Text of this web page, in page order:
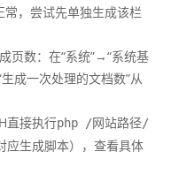
常，尝试先单独生成该栏
页数：在“系统”→“系统基
成一次处理的文档数”从
直接执行php /网站路径/
应生成脚本），查看具体